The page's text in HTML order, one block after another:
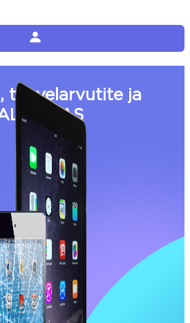
tahvelarvutite ja